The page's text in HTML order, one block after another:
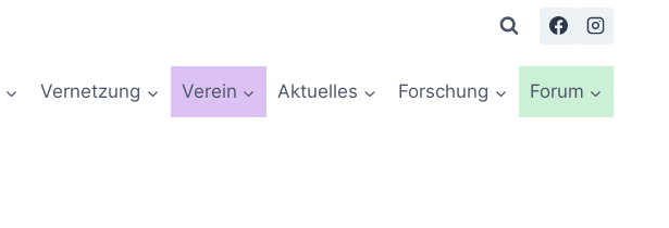
Vernetzung Verein Aktuelles Forschung Forum